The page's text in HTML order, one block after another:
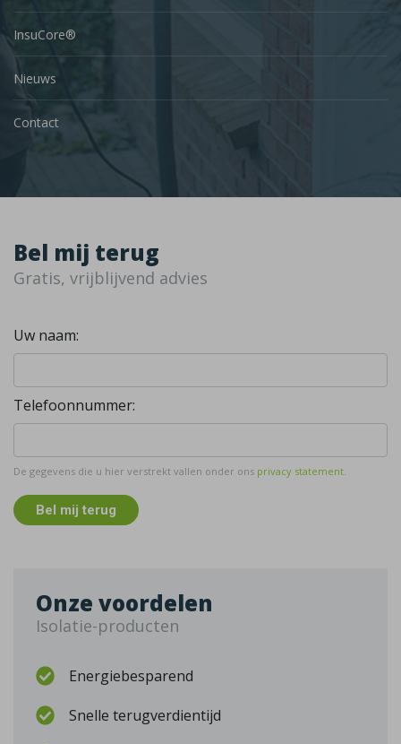
InsuCore®
Nieuws
Contact
Bel mij terug
Gratis, vrijblijvend advies
Uw naam:
Telefoonnummer:
De gegevens die u hier verstrekt vallen onder ons privacy statement.
Bel mij terug
Onze voordelen
Isolatie-producten
Energiebesparend
Snelle terugverdientijd